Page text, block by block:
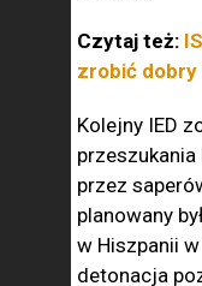
Czytaj też:
zrobić
Kolejny IED
przez
planowany
w Hiszpanii
detonacja